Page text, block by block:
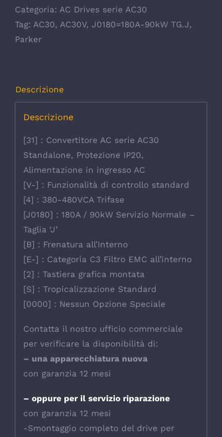
Categoria: AC Drives serie AC30
Tag: AC30, AC30V, J0180=180A-90kW TG.J,
Parker
Descrizione
Descrizione
[31] : Convertitore AC serie AC30
Standalone, Protezione IP20,
Alimentazione in ingresso AC
[V-] : Funzionalità di controllo standard
[4] : 380-480VCA Trifase
[J0180] : 180A / 90kW Servizio Normale –
Taglia ‘J’
[B] : Frenatura all’Interno
[E-] : Categoria C3 Filtro EMC all’interno
[2] : Tastiera grafica montata
[S] : Tropicalizzazione Standard
[0000] : Nessun Opzione Speciale
Contatta il nostro ufficio commerciale
per verificare la disponibilità di:
– una apparecchiatura nuova
con garanzia 12 mesi
– oppure per il servizio riparazione
con garanzia 12 mesi
-Smontaggio completo del drive per